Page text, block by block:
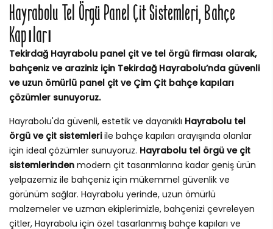
Hayrabolu Tel Örgü Panel Çit Sistemleri, Bahçe
Kapıları
Tekirdağ Hayrabolu panel çit ve tel örgü firması olarak,
bahçeniz ve araziniz için Tekirdağ Hayrabolu’nda güvenli
ve uzun ömürlü panel çit ve Çim Çit bahçe kapıları
çözümler sunuyoruz.
Hayrabolu'da güvenli, estetik ve dayanıklı Hayrabolu tel
örgü ve çit sistemleriile bahçe kapıları arayışında olanlar
için ideal çözümler sunuyoruz. Hayrabolu tel örgü ve çit
sistemlerinden modern çit tasarımlarına kadar geniş ürün
yelpazemiz ile bahçeniz için mükemmel güvenlik ve
görünüm sağlar. Hayrabolu yerinde, uzun ömürlü
malzemeler ve uzman ekiplerimizle, bahçenizi çevreleyen
çitler, Hayrabolu için özel tasarlanmış bahçe kapıları ve